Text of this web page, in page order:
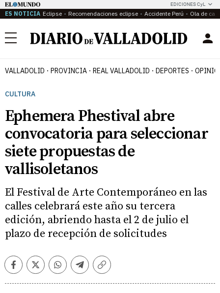
EDICIONES CyL
ES NOTICIA Eclipse Recomendaciones eclipse Accidente Perú Ola de
Menú
VALLADOLID PROVINCIA REAL VALLADOLID DEPORTES
CULTURA
Ephemera Phestival abre
convocatoria para seleccionar
siete propuestas de
vallisoletanos
El Festival de Arte Contemporáneo en las
calles celebrará este año su tercera
edición, abriendo hasta el 2 de julio el
plazo de recepción de solicitudes
FacebookTwitterWhatsappTelegramCopiar